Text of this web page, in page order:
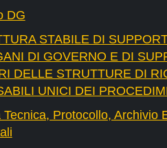
DG
STABILE DI
DI GOVERNO E DI
DELLE STRUTTURE DI
UNICI DEI
Tecnica, Protocollo, Archivio